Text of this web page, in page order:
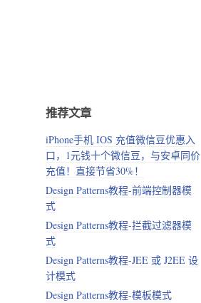
推荐文章
iPhone手机 IOS 充值微信豆优惠入
口，1元钱十个微信豆，与安卓同价
充值！直接节省30%！
Design Patterns教程-前端控制器模
式
Design Patterns教程-拦截过滤器模
式
Design Patterns教程-JEE 或 J2EE 设
计模式
Design Patterns教程-模板模式